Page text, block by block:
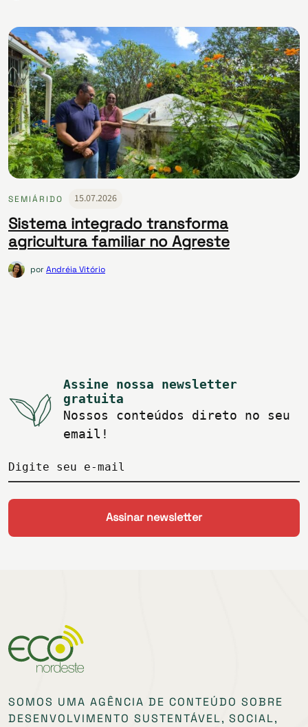
SEMIÁRIDO 15.07.2026
Sistema integrado transforma
agricultura familiar no Agreste
porAndréia Vitório
Assine nossa newsletter
gratuita
Nossos conteúdos direto no seu
email!
Digite seu e-mail
SOMOS UMA AGÊNCIA DE CONTEÚDO SOBRE
DESENVOLVIMENTO SUSTENTÁVEL, SOCIAL,